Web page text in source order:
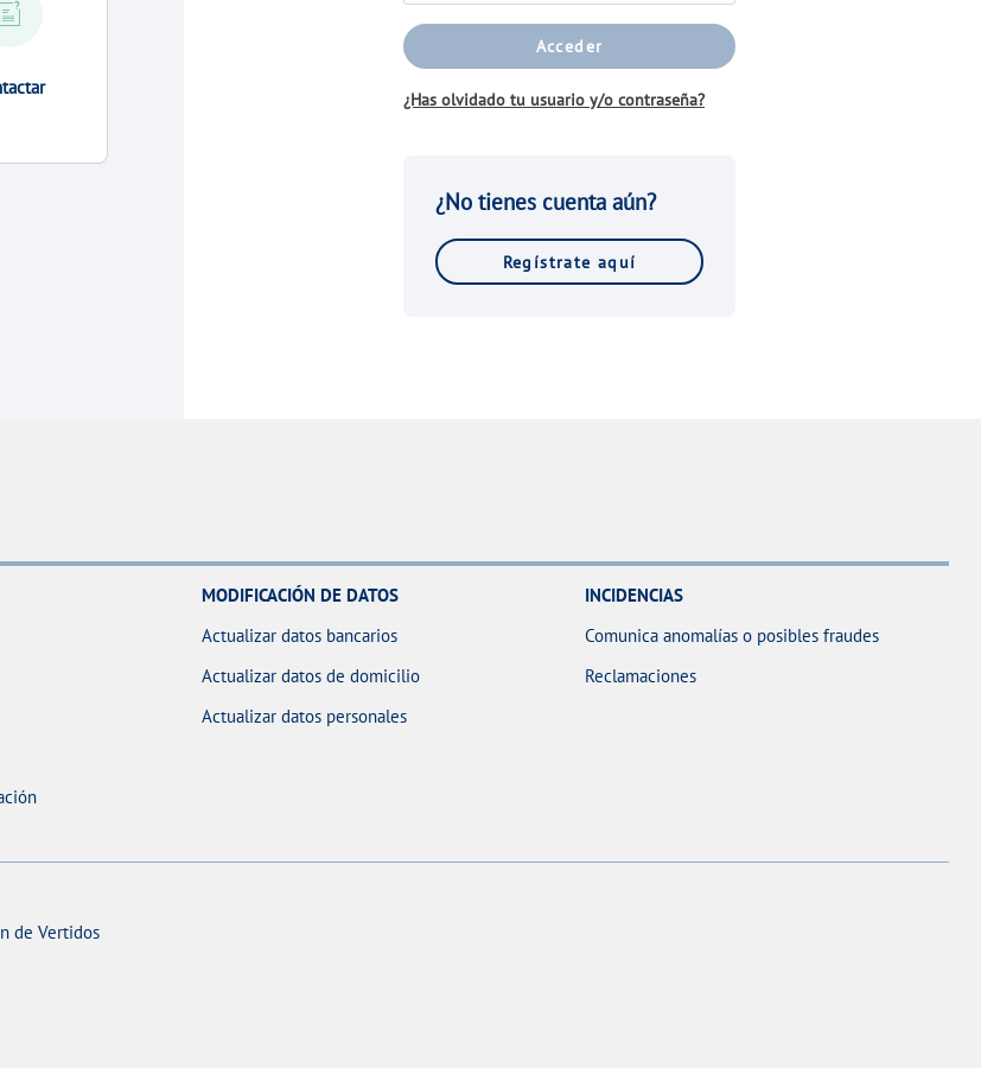
Acceder
¿Has olvidado tu usuario y/o contraseña?
¿No tienes cuenta aún?
Regístrate aquí
MODIFICACIÓN DE DATOS
Actualizar datos bancarios
Actualizar datos de domicilio
Actualizar datos personales
INCIDENCIAS
Comunica anomalías o posibles fraudes
Reclamaciones
de Vertidos